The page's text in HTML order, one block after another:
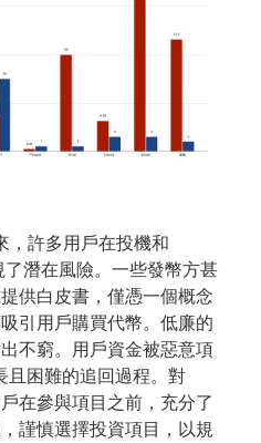
，許多用戶在投機和
潛在風險。一些發幣方甚
供白皮書，僅憑一個概念
引用戶購買代幣。低廉的
不窮。用戶資金被惡意項
且困難的追回過程。對
在參與項目之前，充分了
謹慎選擇投資項目，以規